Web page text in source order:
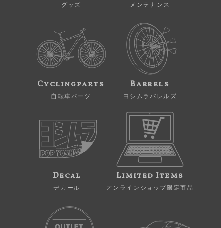
グッズ メンテナンス
Cyclingparts
自転車パーツ
Barrels
ヨシムラバレルズ
Decal
デカール
Limited Items
オンラインショップ限定商品